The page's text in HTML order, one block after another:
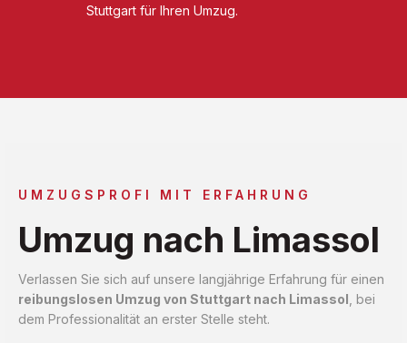
Stuttgart für Ihren Umzug.
UMZUGSPROFI MIT ERFAHRUNG
Umzug nach Limassol
Verlassen Sie sich auf unsere langjährige Erfahrung für einen
reibungslosen Umzug von Stuttgart nach Limassol , bei
dem Professionalität an erster Stelle steht.